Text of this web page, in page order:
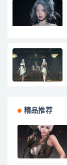
精品推荐